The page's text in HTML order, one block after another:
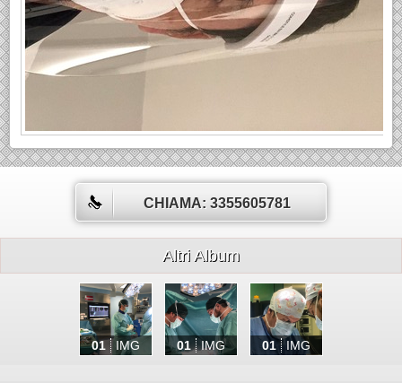
CHIAMA: 3355605781
Altri Album
01 IMG 01 IMG 01 IMG